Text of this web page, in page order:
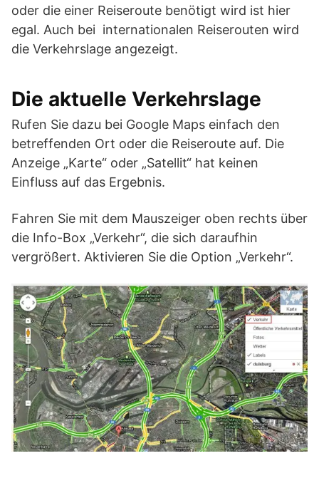
oder die einer Reiseroute benötigt wird ist hier
egal. Auch bei internationalen Reiserouten wird
die Verkehrslage angezeigt.
Die aktuelle Verkehrslage
Rufen Sie dazu bei Google Maps einfach den
betreffenden Ort oder die Reiseroute auf. Die
Anzeige „Karte“ oder „Satellit“ hat keinen
Einfluss auf das Ergebnis.
Fahren Sie mit dem Mauszeiger oben rechts über
die Info-Box „Verkehr“, die sich daraufhin
vergrößert. Aktivieren Sie die Option „Verkehr“.